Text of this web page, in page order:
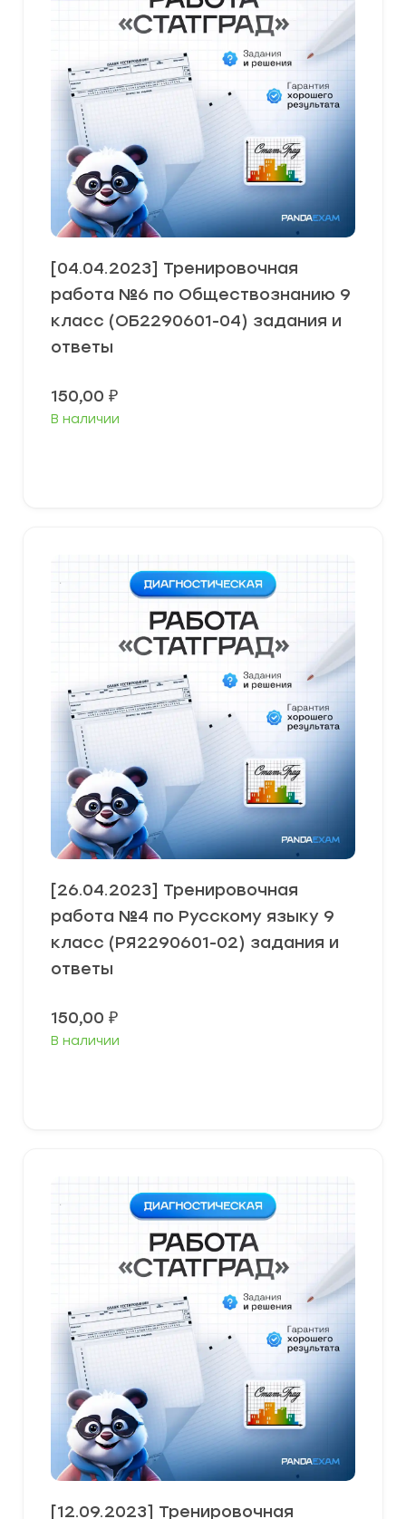
[04.04.2023] Тренировочная
работа №6 по Обществознанию 9
класс (ОБ2290601-04) задания и
ответы
150,00 ₽
В наличии
[26.04.2023] Тренировочная
работа №4 по Русскому языку 9
класс (РЯ2290601-02) задания и
ответы
150,00 ₽
В наличии
[12.09.2023] Тренировочная